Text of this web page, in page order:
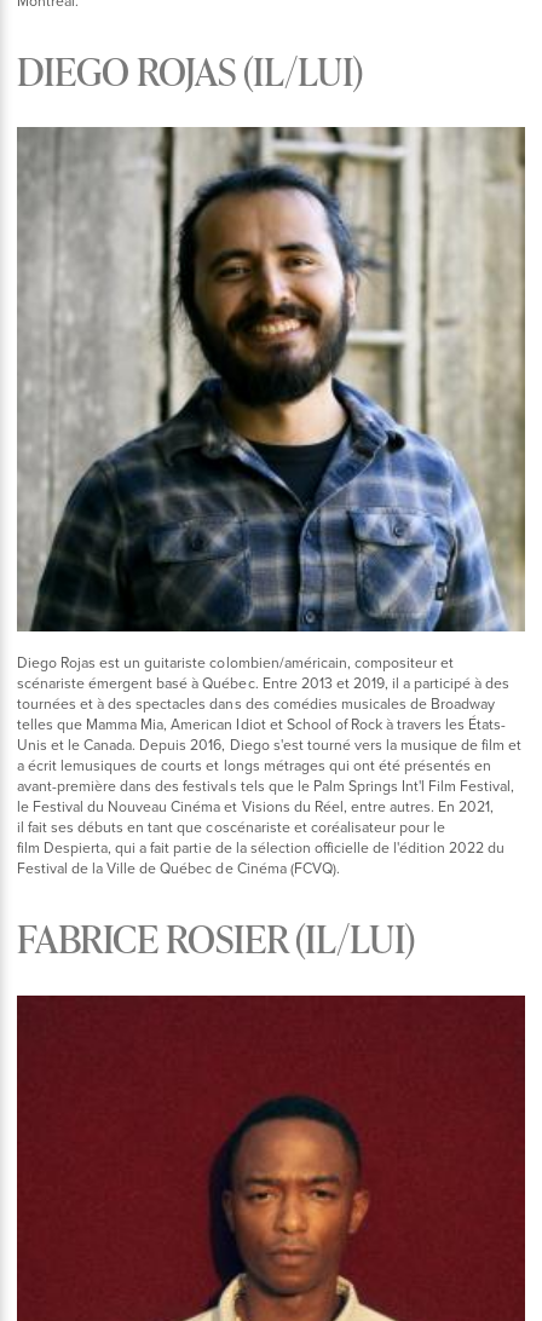
DIEGO ROJAS (IL/LUI)
Diego Rojas est un guitariste colombien/américain, compositeur et
scénariste émergent basé à Québec. Entre 2013 et 2019, il a participé à des
tournées et à des spectacles dans des comédies musicales de Broadway
telles que Mamma Mia, American Idiot et School of Rock à travers les États-
Unis et le Canada. Depuis 2016, Diego s'est tourné vers la musique de film et
a écrit lemusiques de courts et longs métrages qui ont été présentés en
avant-première dans des festivals tels que le Palm Springs Int'l Film Festival,
le Festival du Nouveau Cinéma et Visions du Réel, entre autres. En 2021,
il fait ses débuts en tant que coscénariste et coréalisateur pour le
film Despierta, qui a fait partie de la sélection officielle de l'édition 2022 du
Festival de la Ville de Québec de Cinéma (FCVQ).
FABRICE ROSIER (IL/LUI)